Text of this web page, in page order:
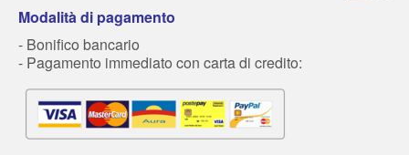
Modalità di pagamento
- Bonifico bancario
- Pagamento immediato con carta di credito: